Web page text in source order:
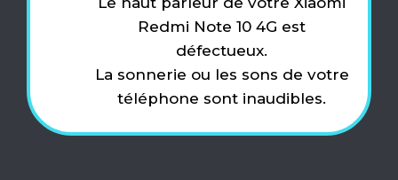
Redmi Note 10 4G est
défectueux.
La sonnerie ou les sons de votre
téléphone sont inaudibles.